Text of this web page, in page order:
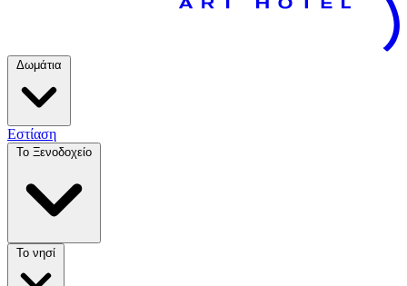
Δωμάτια
Εστίαση
Το Ξενοδοχείο
Το νησί